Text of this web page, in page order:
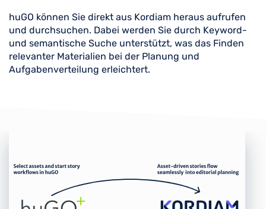
huGO können Sie direkt aus Kordiam heraus aufrufen
und durchsuchen. Dabei werden Sie durch Keyword-
und semantische Suche unterstützt, was das Finden
relevanter Materialien bei der Planung und
Aufgabenverteilung erleichtert.